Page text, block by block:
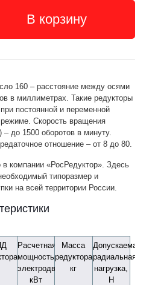
В корзину
160 – расстояние между осями
в миллиметрах. Такие редукторы
постоянной и переменной
Скорость вращения
– до 1500 оборотов в минуту.
отношение – от 8 до 80.
компании «РосРедуктор». Здесь
типоразмер и
на всей территории России.
Расчетная
мощность
электродвигателя,
кВт
Масса
редуктора,
кг
Допускаемая
радиальная
нагрузка,
Н